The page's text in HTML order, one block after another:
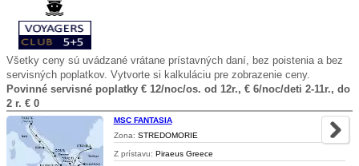
Všetky ceny sú uvádzané vrátane prístavných daní, bez poistenia a bez
servisných poplatkov. Vytvorte si kalkuláciu pre zobrazenie ceny.
Povinné servisné poplatky € 12/noc/os. od 12r., € 6/noc/deti 2-11r., do
2 r. € 0
MSC FANTASIA
Zona: STREDOMORIE
Z prístavu: Piraeus Greece